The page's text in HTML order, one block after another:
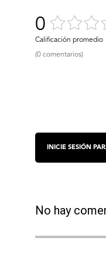
0
(0 comentarios)
No hay